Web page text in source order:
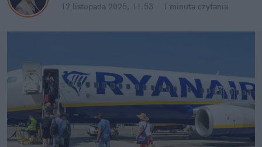
12 listopada 2025, 11:53 1 minuta czytania